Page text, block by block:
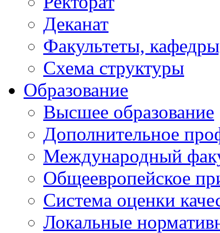
Деканат
Факультеты,
Схема структуры
Образование
Высшее образование
Дополнительное
Международный
Общеевропейское
Система оценки
Локальные